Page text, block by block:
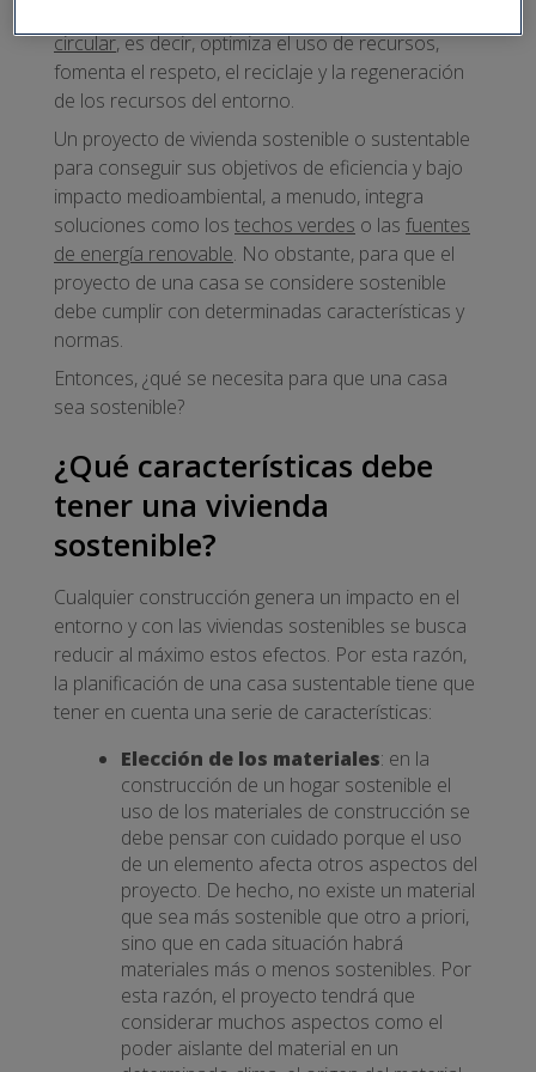
circular, es decir, optimiza el uso de recursos,
fomenta el respeto, el reciclaje y la regeneración
de los recursos del entorno.
Un proyecto de vivienda sostenible o sustentable
para conseguir sus objetivos de eficiencia y bajo
impacto medioambiental, a menudo, integra
soluciones como los techos verdes o las fuentes
de energía renovable. No obstante, para que el
proyecto de una casa se considere sostenible
debe cumplir con determinadas características y
normas.
Entonces, ¿qué se necesita para que una casa
sea sostenible?
¿Qué características debe
tener una vivienda
sostenible?
Cualquier construcción genera un impacto en el
entorno y con las viviendas sostenibles se busca
reducir al máximo estos efectos. Por esta razón,
la planificación de una casa sustentable tiene que
tener en cuenta una serie de características:
Elección de los materiales: en la
construcción de un hogar sostenible el
uso de los materiales de construcción se
debe pensar con cuidado porque el uso
de un elemento afecta otros aspectos del
proyecto. De hecho, no existe un material
que sea más sostenible que otro a priori,
sino que en cada situación habrá
materiales más o menos sostenibles. Por
esta razón, el proyecto tendrá que
considerar muchos aspectos como el
poder aislante del material en un